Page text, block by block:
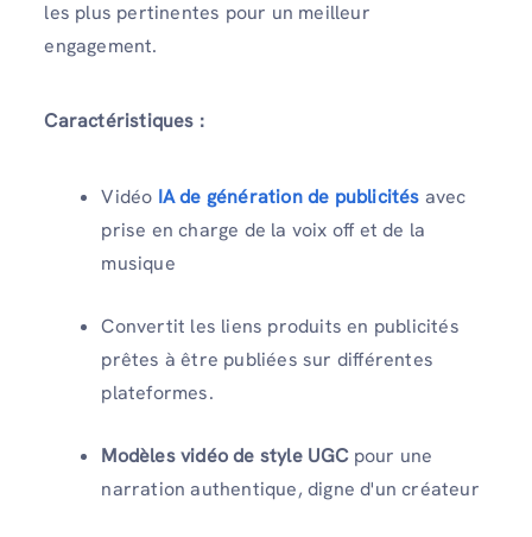
les plus pertinentes pour un meilleur
engagement.
Caractéristiques :
Vidéo IA de génération de publicités avec
prise en charge de la voix off et de la
musique
Convertit les liens produits en publicités
prêtes à être publiées sur différentes
plateformes.
Modèles vidéo de style UGCpour une
narration authentique, digne d'un créateur